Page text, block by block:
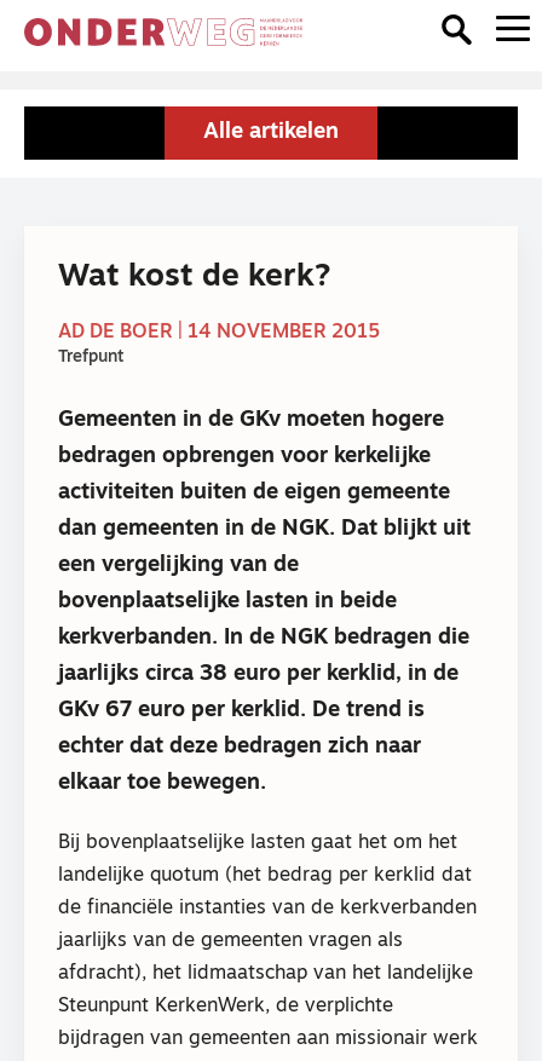
Alle artikelen
Wat kost de kerk?
AD DE BOER | 14 NOVEMBER 2015
Trefpunt
Gemeenten in de GKv moeten hogere
bedragen opbrengen voor kerkelijke
activiteiten buiten de eigen gemeente
dan gemeenten in de NGK. Dat blijkt uit
een vergelijking van de
bovenplaatselijke lasten in beide
kerkverbanden. In de NGK bedragen die
jaarlijks circa 38 euro per kerklid, in de
GKv 67 euro per kerklid. De trend is
echter dat deze bedragen zich naar
elkaar toe bewegen.
Bij bovenplaatselijke lasten gaat het om het
landelijke quotum (het bedrag per kerklid dat
de financiële instanties van de kerkverbanden
jaarlijks van de gemeenten vragen als
afdracht), het lidmaatschap van het landelijke
Steunpunt KerkenWerk, de verplichte
bijdragen van gemeenten aan missionair werk